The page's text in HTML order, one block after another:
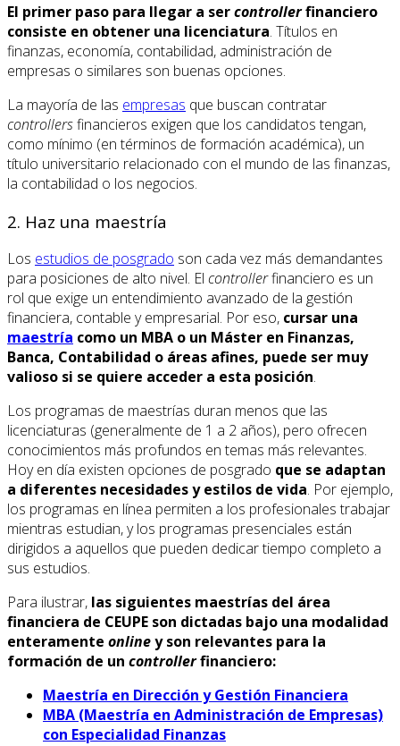
El primer paso para llegar a sercontrollerfinanciero
consiste en obtener una licenciatura. Títulos en
finanzas, economía, contabilidad, administración de
empresas o similares son buenas opciones.
La mayoría de las empresas que buscan contratar
controllersfinancieros exigen que los candidatos tengan,
como mínimo (en términos de formación académica), un
título universitario relacionado con el mundo de las finanzas,
la contabilidad o los negocios.
2. Haz una maestría
Los estudios de posgrado son cada vez más demandantes
para posiciones de alto nivel. El controllerfinanciero es un
rol que exige un entendimiento avanzado de la gestión
financiera, contable y empresarial. Por eso, cursar una
maestría como un MBA o un Máster en Finanzas,
Banca, Contabilidad o áreas afines, puede ser muy
valioso si se quiere acceder a esta posición.
Los programas de maestrías duran menos que las
licenciaturas (generalmente de 1 a 2 años), pero ofrecen
conocimientos más profundos en temas más relevantes.
Hoy en día existen opciones de posgrado que se adaptan
a diferentes necesidades y estilos de vida. Por ejemplo,
los programas en línea permiten a los profesionales trabajar
mientras estudian, y los programas presenciales están
dirigidos a aquellos que pueden dedicar tiempo completo a
sus estudios.
Para ilustrar, las siguientes maestrías del área
financiera de CEUPE son dictadas bajo una modalidad
enteramente onliney son relevantes para la
formación de un controllerfinanciero:
Maestría en Dirección y Gestión Financiera
MBA (Maestría en Administración de Empresas)
con Especialidad Finanzas